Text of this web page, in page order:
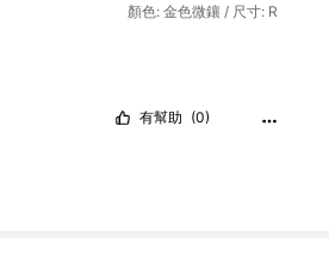
顏色: 金色微鑲 / 尺寸: R
有幫助 (0)